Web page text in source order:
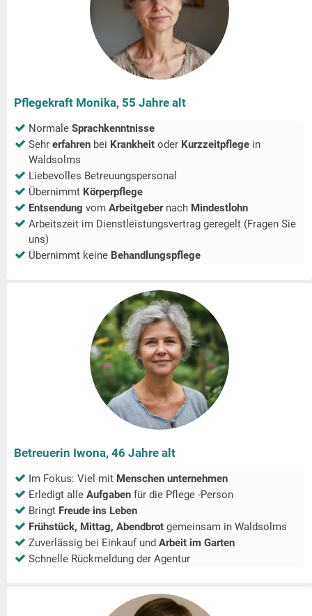
Pflegekraft Monika, 55 Jahre alt
Normale Sprachkenntnisse
Sehr erfahren bei Krankheit oder Kurzzeitpflege in
Waldsolms
Liebevolles Betreuungspersonal
Übernimmt Körperpflege
Entsendung vom Arbeitgeber nach Mindestlohn
Arbeitszeit im Dienstleistungsvertrag geregelt (Fragen Sie
uns)
Übernimmt keine Behandlungspflege
Betreuerin Iwona, 46 Jahre alt
Im Fokus: Viel mit Menschen unternehmen
Erledigt alle Aufgaben für die Pflege -Person
Bringt Freude ins Leben
Frühstück, Mittag, Abendbrot gemeinsam in Waldsolms
Zuverlässig bei Einkauf und Arbeit im Garten
Schnelle Rückmeldung der Agentur